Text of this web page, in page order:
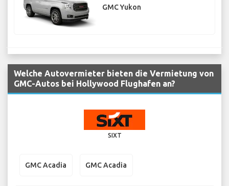
GMC Yukon
Welche Autovermieter bieten die Vermietung von
GMC-Autos bei Hollywood Flughafen an?
SIXT
GMC Acadia GMC Acadia